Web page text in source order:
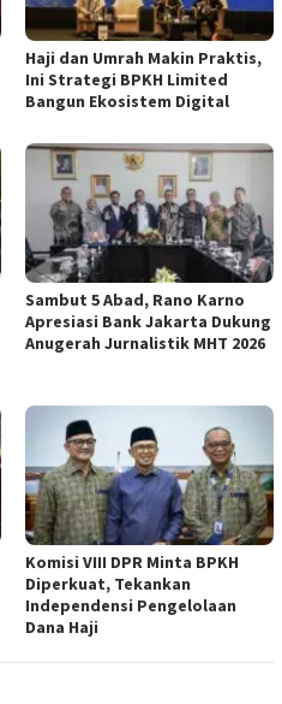
Haji dan Umrah Makin Praktis,
Ini Strategi BPKH Limited
Bangun Ekosistem Digital
Sambut 5 Abad, Rano Karno
Apresiasi Bank Jakarta Dukung
Anugerah Jurnalistik MHT 2026
Komisi VIII DPR Minta BPKH
Diperkuat, Tekankan
Independensi Pengelolaan
Dana Haji